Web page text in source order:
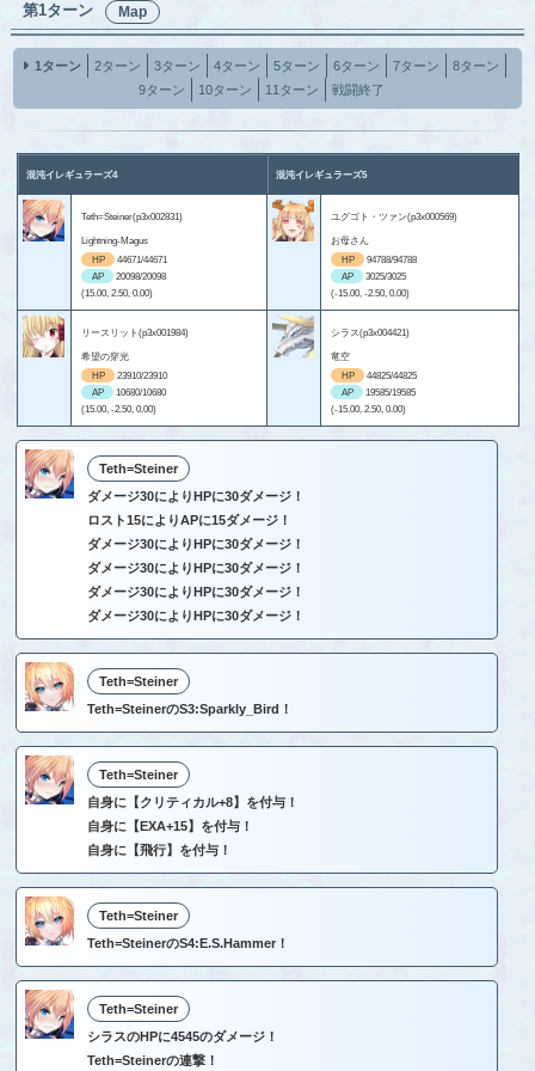
第1ターン Map
1ターン 2ターン 3ターン 4ターン 5ターン 6ターン 7ターン
8ターン
9ターン
10ターン 11ターン 戦闘終了
混沌イレギュラーズ4 混沌イレギュラーズ5
Teth=Steiner(p3x002831)
Lightning-Magus
HP
44671/44671
AP
20098/20098
(15.00, 2.50, 0.00)
ユグゴト・ツァン(p3x000569)
お母さん
HP
94788/94788
AP
3025/3025
(-15.00, -2.50, 0.00)
リースリット(p3x001984)
希望の穿光
HP
23910/23910
AP
10680/10680
(15.00, -2.50, 0.00)
シラス(p3x004421)
竜空
HP
44825/44825
AP
19585/19585
(-15.00, 2.50, 0.00)
Teth=Steiner
ダメージ30によりHPに30ダメージ！
ロスト15によりAPに15ダメージ！
ダメージ30によりHPに30ダメージ！
ダメージ30によりHPに30ダメージ！
ダメージ30によりHPに30ダメージ！
ダメージ30によりHPに30ダメージ！
Teth=Steiner
Teth=SteinerのS3:Sparkly_Bird！
Teth=Steiner
自身に【クリティカル+8】を付与！
自身に【EXA+15】を付与！
自身に【飛行】を付与！
Teth=Steiner
Teth=SteinerのS4:E.S.Hammer！
Teth=Steiner
シラスのHPに4545のダメージ！
Teth=Steinerの連撃！